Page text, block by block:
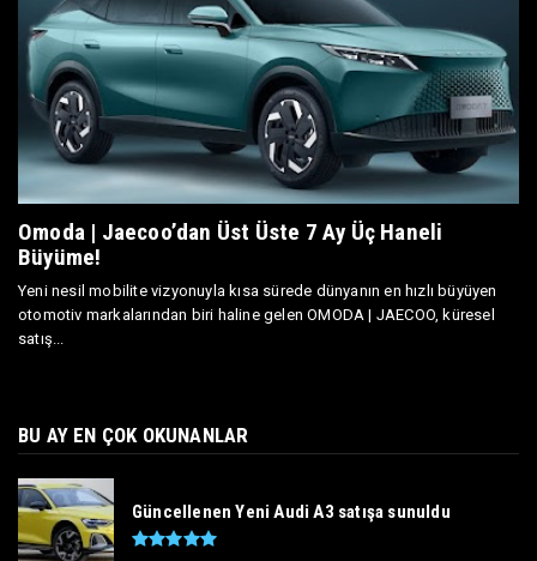
Omoda | Jaecoo’dan Üst Üste 7 Ay Üç Haneli
Büyüme!
Yeni nesil mobilite vizyonuyla kısa sürede dünyanın en hızlı büyüyen
otomotiv markalarından biri haline gelen OMODA | JAECOO, küresel
satış...
BU AY EN ÇOK OKUNANLAR
Güncellenen Yeni Audi A3 satışa sunuldu